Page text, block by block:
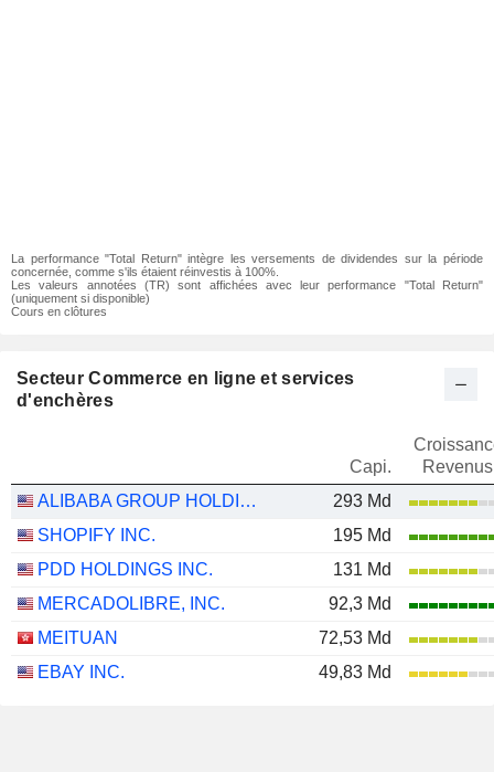
La performance "Total Return" intègre les versements de dividendes sur la période
concernée, comme s'ils étaient réinvestis à 100%.
Les valeurs annotées (TR) sont affichées avec leur performance "Total Return"
(uniquement si disponible)
Cours en clôtures
Secteur Commerce en ligne et services
d'enchères
Capi.
Revenus
ALIBABA GROUP HOLDING LIMITED
293 Md
SHOPIFY INC.
195 Md
PDD HOLDINGS INC.
131 Md
MERCADOLIBRE, INC.
92,3 Md
MEITUAN
72,53 Md
EBAY INC.
49,83 Md